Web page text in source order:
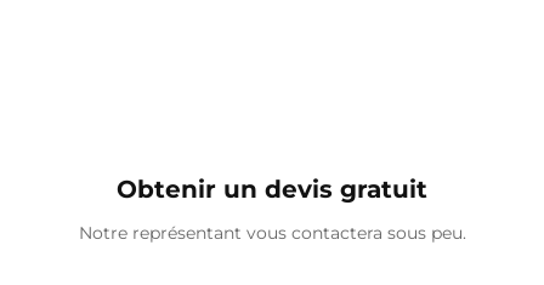
Obtenir un devis gratuit
Notre représentant vous contactera sous peu.